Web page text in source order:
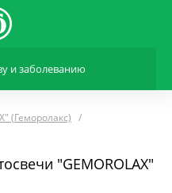
(Геморолакс)
"GEMOROLAX"